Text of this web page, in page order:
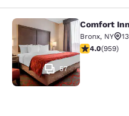
Comfort Inn &
57
Comfort
Bronx, NY
Valutazione
4.0(959)